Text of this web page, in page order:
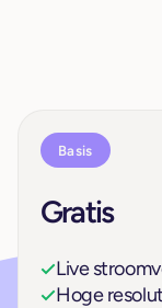
Basis
Gratis
Live
Hoge